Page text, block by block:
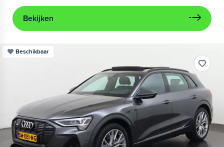
Bekijken
Beschikbaar